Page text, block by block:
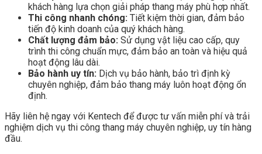
khách hàng lựa chọn giải pháp thang máy phù hợp nhất.
Thi công nhanh chóng: Tiết kiệm thời gian, đảm bảo
tiến độ kinh doanh của quý khách hàng.
Chất lượng đảm bảo: Sử dụng vật liệu cao cấp, quy
trình thi công chuẩn mực, đảm bảo an toàn và hiệu quả
hoạt động lâu dài.
Bảo hành uy tín: Dịch vụ bảo hành, bảo trì định kỳ
chuyên nghiệp, đảm bảo thang máy luôn hoạt động ổn
định.
Hãy liên hệ ngay với Kentech để được tư vấn miễn phí và trải
nghiệm dịch vụ thi công thang máy chuyên nghiệp, uy tín hàng
đầu.